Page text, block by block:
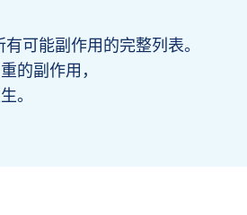
可能副作用的完整列表。
的副作用，
。